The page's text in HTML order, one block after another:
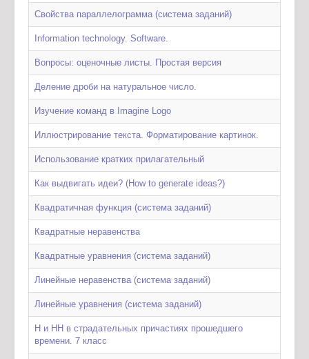
Cвойства параллелограмма (система заданий)
Information technology. Software.
Вопросы: оценочные листы. Простая версия
Деление дроби на натуральное число.
Изучение команд в Imagine Logo
Иллюстрирование текста. Форматирование картинок.
Использование кратких прилагательный
Как выдвигать идеи? (How to generate ideas?)
Квадратичная функция (система заданий)
Квадратные неравенства
Квадратные уравнения (система заданий)
Линейные неравенства (система заданий)
Линейные уравнения (система заданий)
Н и НН в страдательных причастиях прошедшего
времени. 7 класс